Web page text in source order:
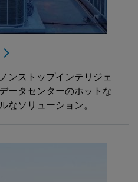
ンストップインテリジェ
ータセンターのホットな
なソリューション。